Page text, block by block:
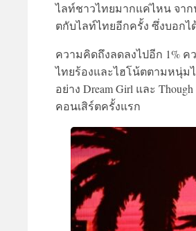
ไลท์ชาวไทยมากแค่ไหน จาก
ตกับไลท์ไทยอีกครั้ง ซึ่งบอก
ความคิดถึงลดลงไปอีก 1% ค
ไทยร้องและไฮโน้ตตามหนุ่มไ
อย่าง Dream Girl และ
คอนเสิร์ตครั้งแรก